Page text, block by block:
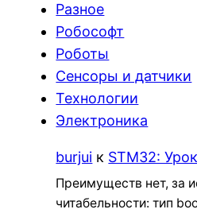
Разное
Робософт
Роботы
Сенсоры и датчики
Технологии
Электроника
burjui к STM32:
Преимуществ нет, за
читабельности: тип